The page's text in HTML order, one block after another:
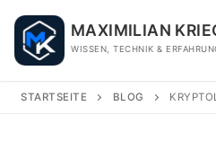
content
MAXIMILIAN
WISSEN, TECHNIK &
STARTSEITE BLOG